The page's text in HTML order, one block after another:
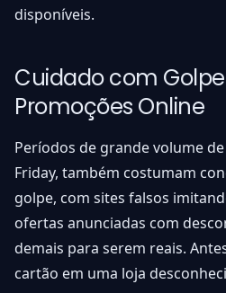
disponíveis.
Cuidado com
Promoções Online
Períodos de grande volume
Friday, também costumam
golpe, com sites falsos
ofertas anunciadas com
demais para serem reais.
cartão em uma loja